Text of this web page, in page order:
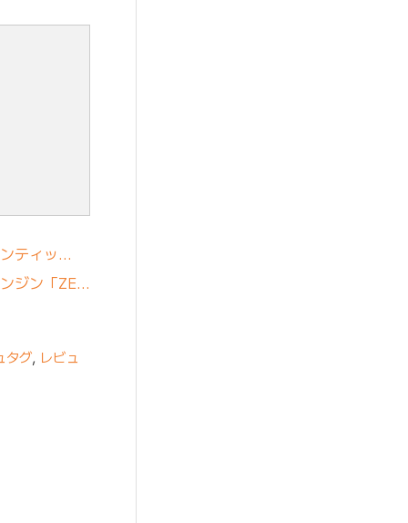
ティッ…
ジン「ZE…
タグ, レビュ